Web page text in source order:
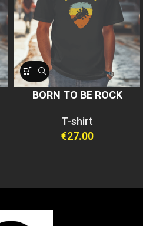
BORN TO BE ROCK
T-shirt
€27.00